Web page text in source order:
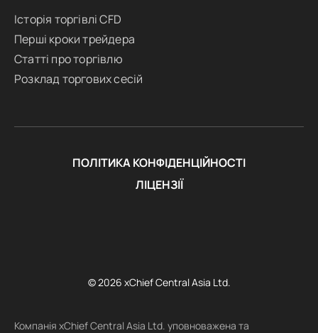
Історія торгівлі CFD
Перші кроки трейдера
Статті про торгівлю
Розклад торгових сесій
ПОЛІТИКА КОНФІДЕНЦІЙНОСТІ
ЛІЦЕНЗІЇ
© 2026 xChief Central Asia Ltd.
Компанія xChief Central Asia Ltd. уповноважена та